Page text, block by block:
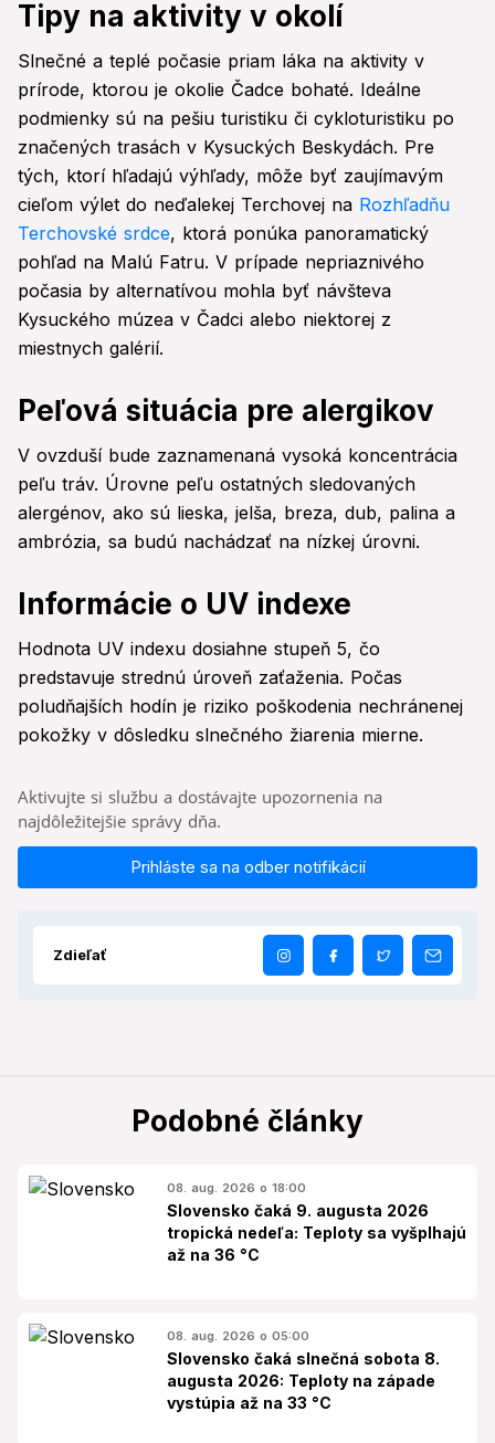
Tipy na aktivity v okolí
Slnečné a teplé počasie priam láka na aktivity v
prírode, ktorou je okolie Čadce bohaté. Ideálne
podmienky sú na pešiu turistiku či cykloturistiku po
značených trasách v Kysuckých Beskydách. Pre
tých, ktorí hľadajú výhľady, môže byť zaujímavým
cieľom výlet do neďalekej Terchovej na Rozhľadňu
Terchovské srdce, ktorá ponúka panoramatický
pohľad na Malú Fatru. V prípade nepriaznivého
počasia by alternatívou mohla byť návšteva
Kysuckého múzea v Čadci alebo niektorej z
miestnych galérií.
Peľová situácia pre alergikov
V ovzduší bude zaznamenaná vysoká koncentrácia
peľu tráv. Úrovne peľu ostatných sledovaných
alergénov, ako sú lieska, jelša, breza, dub, palina a
ambrózia, sa budú nachádzať na nízkej úrovni.
Informácie o UV indexe
Hodnota UV indexu dosiahne stupeň 5, čo
predstavuje strednú úroveň zaťaženia. Počas
poludňajších hodín je riziko poškodenia nechránenej
pokožky v dôsledku slnečného žiarenia mierne.
Aktivujte si službu a dostávajte upozornenia na
najdôležitejšie správy dňa.
Prihláste sa na odber notifikácií
Zdieľať
Podobné články
08. aug. 2026 o 18:00
Slovensko čaká 9. augusta 2026
tropická nedeľa: Teploty sa vyšplhajú
až na 36 °C
08. aug. 2026 o 05:00
Slovensko čaká slnečná sobota 8.
augusta 2026: Teploty na západe
vystúpia až na 33 °C